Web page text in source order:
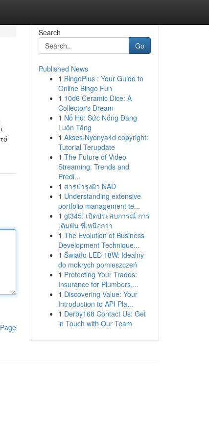
Search
Go
Published News
1 BingoPlus : Your Guide to
Online Bingo Fun
1 10d6 Ceramic Dice: A
Collector's Dream
1 Nổ Hũ: Sức Nóng Đang
Luôn Tăng
1 Akses Nyonya4d copyright:
Tutorial Terupdate
1 The Future of Video
Streaming: Trends and
Predi...
1 สารบำรุงผิว NAD
1 Understanding extensive
portfolio management te...
1 gt345: เปิดประสบการณ์ การ
เดิมพัน ที่เหนือกว่า
1 The Evolution of Business
Development Technique...
1 Światło LED 18W: Idealny
do mokrych pomieszczeń
1 Protecting Your Trades:
Insurance for Plumbers,...
1 Discovering Value: Your
Introduction to API Pla...
1 Derby168 Contact Us: Get
in Touch with Our Team